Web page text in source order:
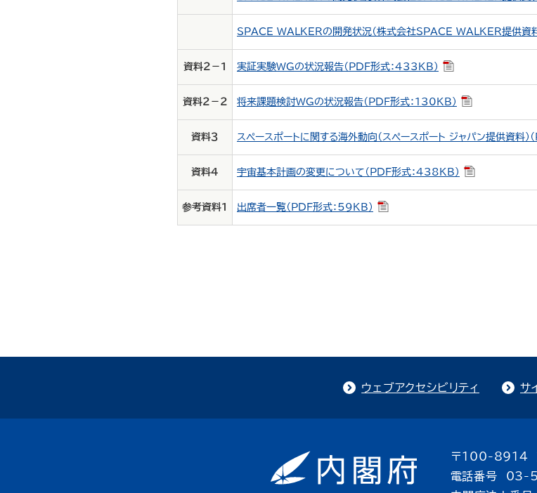
SPACE WALKERの開発状況（株式会社SPACE WALKER提供資料）
資料２－１ 実証実験WGの状況報告（PDF形式：433KB）
資料２－２ 将来課題検討WGの状況報告（PDF形式：130KB）
資料３ スペースポートに関する海外動向（スペースポート ジャパン提供資料）
資料４ 宇宙基本計画の変更について（PDF形式：438KB）
参考資料１ 出席者一覧（PDF形式：59KB）
ウェブアクセシビリティ サ
〒100-8914
電話番号 03-